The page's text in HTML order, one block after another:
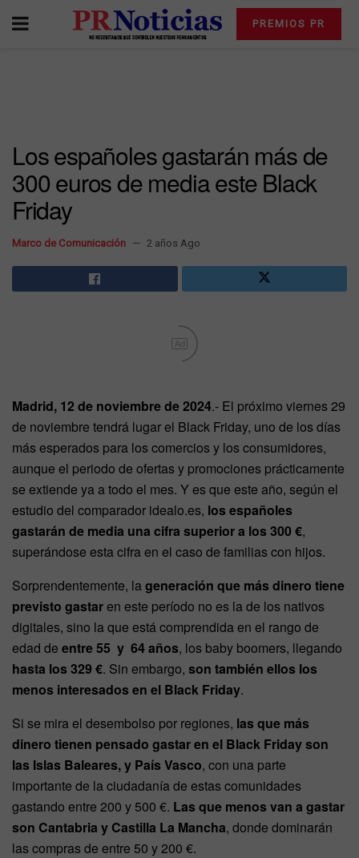
PREMIOS PR
Los españoles gastarán más de
300 euros de media este Black
Friday
Marco de Comunicación 2 años Ago
Ad
Madrid, 12 de noviembre de 2024.- El próximo viernes 29
de noviembre tendrá lugar el Black Friday, uno de los días
más esperados para los comercios y los consumidores,
aunque el periodo de ofertas y promociones prácticamente
se extiende ya a todo el mes. Y es que este año, según el
estudio del comparador idealo.es, los españoles
gastarán de media una cifra superior a los 300 €,
superándose esta cifra en el caso de familias con hijos.
Sorprendentemente, lageneración que más dinero tiene
previsto gastaren este período no es la de los nativos
digitales, sino la que está comprendida en el rango de
edad de entre 55 y 64 años, los baby boomers, llegando
hasta los 329 €. Sin embargo, son también ellos los
menos interesados en el Black Friday.
Si se mira el desembolso por regiones, las que más
dinero tienen pensado gastar en el Black Friday son
las Islas Baleares, y País Vasco, con una parte
importante de la ciudadanía de estas comunidades
gastando entre 200 y 500 €. Las que menos van a gastar
son Cantabria y Castilla La Mancha, donde dominarán
las compras de entre 50 y 200 €.